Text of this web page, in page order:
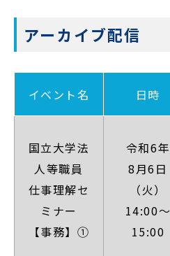
アーカイブ配信
イベント名 日時
国立大学法
人等職員
仕事理解セ
ミナー
【事務】①
令和6年
8月6日
（火）
14:00～
15:00